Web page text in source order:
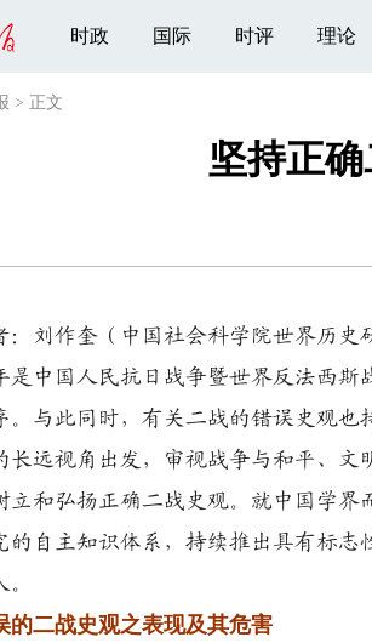
时政 国际 时评 理论
> 正文
坚持正
作奎（中国社会科学院世界历史
国人民抗日战争暨世界反法西斯
。与此同时，有关二战的错误史观
长远视角出发，审视战争与和平、
立和弘扬正确二战史观。就中国学
的自主知识体系，持续推出具有标
二战史观之表现及其危害